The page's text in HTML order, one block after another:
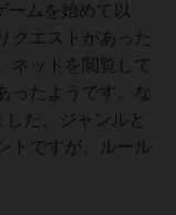
ムを始めて以
クエストがあった
ネットを閲覧して
ったようです。な
た。ジャンルと
トですが、ルール